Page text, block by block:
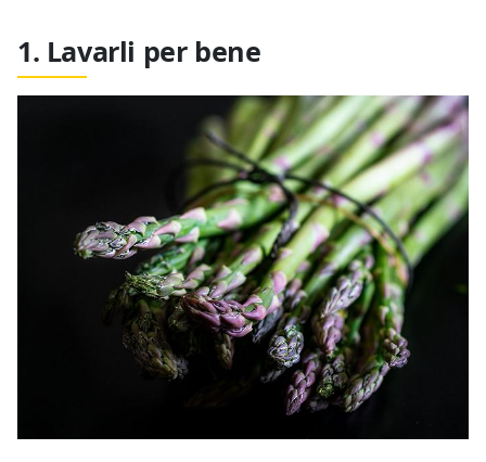
1. Lavarli per bene